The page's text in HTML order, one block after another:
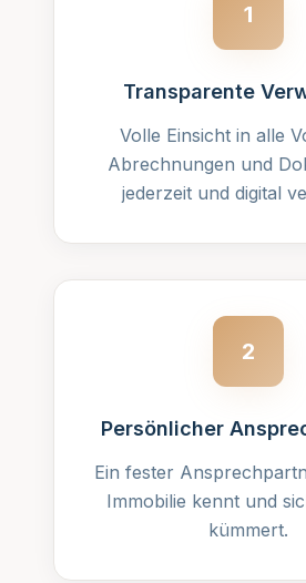
1
Transparente
Volle Einsicht in alle
Abrechnungen und
jederzeit und digital
2
Persönlicher
Ein fester
Immobilie kennt und
kümmert.